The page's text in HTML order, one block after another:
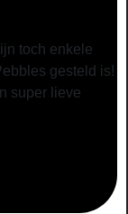
toch enkele
gesteld is!
super lieve